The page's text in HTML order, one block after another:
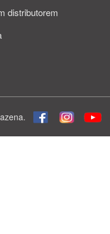
distributorem